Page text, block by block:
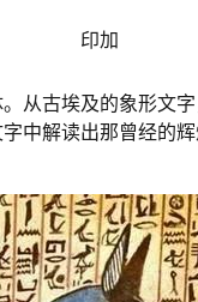
印加
从古埃及的象形文
中解读出那曾经的辉